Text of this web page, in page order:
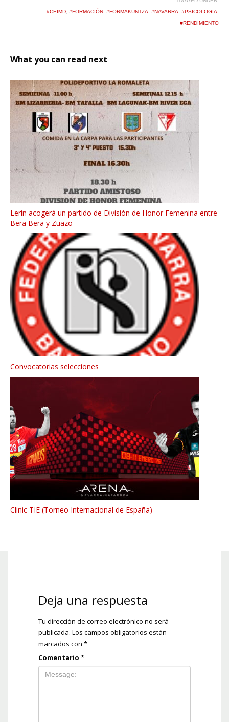
#CEIMD #FORMACIÓN #FORMAKUNTZA #NAVARRA #PSICOLOGIA
#RENDIMIENTO
What you can read next
Lerín acogerá un partido de División de Honor Femenina entre
Bera Bera y Zuazo
Convocatorias selecciones
Clinic TIE (Torneo Internacional de España)
Deja una respuesta
Tu dirección de correo electrónico no será
publicada. Los campos obligatorios están
marcados con *
Comentario *